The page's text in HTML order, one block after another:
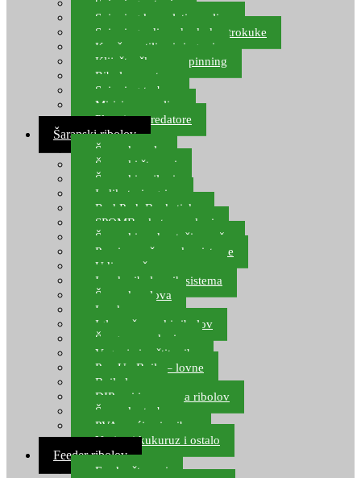
Spinning setovi
Spinning kompleti varalica
Spinning udice, dvokuke, trokuke
Kopče, vrtilice i ringovi
Kliješta, škare za spinning
Ribolov pastrve
Spinning torbe
Mirisi za varalice
Plovci za predatore
Šaranski ribolov
Šaranske role
Šaranski štapovi
Šaranski najloni
Indikatori ugriza
Rod Pod, Banksticks
SPOMB rakete, markeri
Šaranski podmetači, mreže
Pernice za šaranske sisteme
Udice za šarana, amura
Izrada ribolovnih sistema
Šaranska olova
Leadcore
Igle za šaranski ribolov
Špage, upredenice
Vaganje i zaštita ribe
Pop Up Boile – lovne
Boile lovne
DIP-ovi i arome za ribolov
Šaranske torbe
PVA vrećice i pribor
Umjetni kukuruz i ostalo
Feeder ribolov
Feeder štapovi